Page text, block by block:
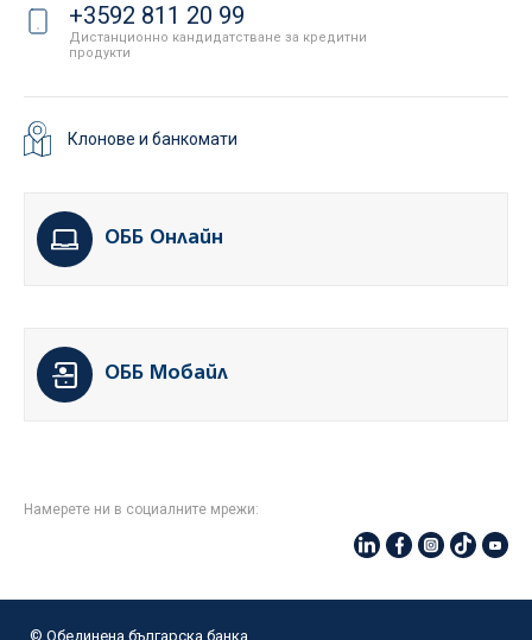
+3592 811 20 99
Дистанционно кандидатстване за кредитни
продукти
Клонове и банкомати
ОББ Онлайн
ОББ Мобайл
Намерете ни в социалните мрежи:
© Oбединена българска банка